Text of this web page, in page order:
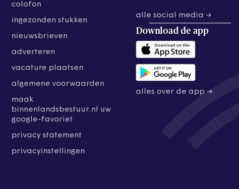
colofon
ingezonden stukken
nieuwsbrieven
adverteren
vacature plaatsen
algemene voorwaarden
maak
binnenlandsbestuur.nl uw
google-favoriet
privacy statement
privacyinstellingen
alle social media →
Download de app
alles over de app →